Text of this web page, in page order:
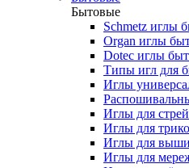
Бытовые
Schmetz иглы
Organ иглы
Dotec иглы
Типы игл для
Иглы
Иглы для
Иглы для
Иглы для
Иглы для